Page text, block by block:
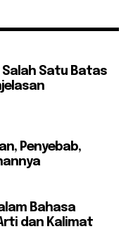
Salah Satu Batas
Penyebab,
Bahasa
dan Kalimat